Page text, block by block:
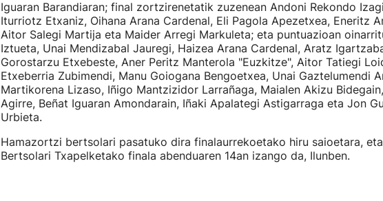
Iguaran Barandiaran; final zortzirenetatik zuzenean Andoni Rekondo
Iturriotz Etxaniz, Oihana Arana Cardenal, Eli Pagola Apezetxea, Eneritz
Aitor Salegi Martija eta Maider Arregi Markuleta; eta puntuazioan
Iztueta, Unai Mendizabal Jauregi, Haizea Arana Cardenal, Aratz
Gorostarzu Etxebeste, Aner Peritz Manterola "Euzkitze", Aitor Tatiegi
Etxeberria Zubimendi, Manu Goiogana Bengoetxea, Unai Gaztelumendi
Martikorena Lizaso, Iñigo Mantzizidor Larrañaga, Maialen Akizu
Agirre, Beñat Iguaran Amondarain, Iñaki Apalategi Astigarraga eta Jon
Urbieta.
Hamazortzi bertsolari pasatuko dira finalaurrekoetako hiru saioetara,
Bertsolari Txapelketako finala abenduaren 14an izango da, Ilunben.